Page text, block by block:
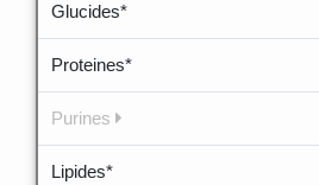
Glucides*
Proteines*
Purines
Lipides*